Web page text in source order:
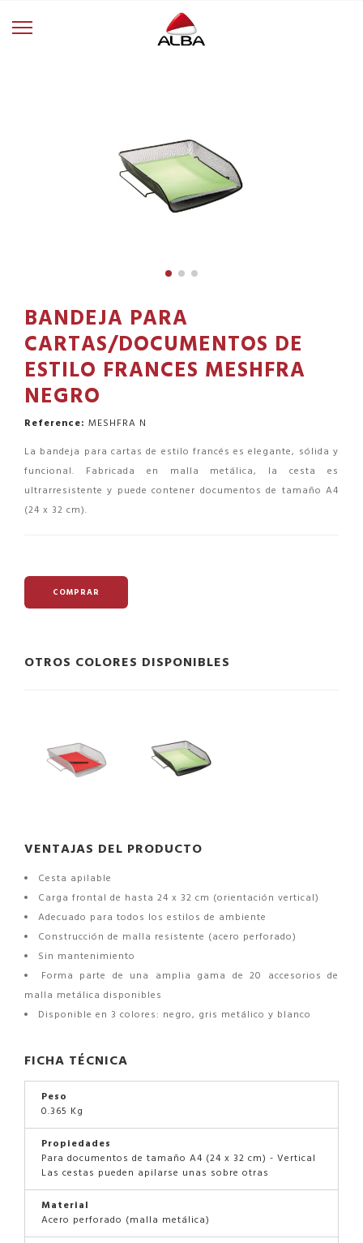
BANDEJA PARA
CARTAS/DOCUMENTOS DE
ESTILO FRANCES MESHFRA
NEGRO
Reference: MESHFRA N
La bandeja para cartas de estilo francés es elegante, sólida y
funcional. Fabricada en malla metálica, la cesta es
ultrarresistente y puede contener documentos de tamaño A4
(24 x 32 cm).
COMPRAR
OTROS COLORES DISPONIBLES
VENTAJAS DEL PRODUCTO
Cesta apilable
Carga frontal de hasta 24 x 32 cm (orientación vertical)
Adecuado para todos los estilos de ambiente
Construcción de malla resistente (acero perforado)
Sin mantenimiento
Forma parte de una amplia gama de 20 accesorios de
malla metálica disponibles
Disponible en 3 colores: negro, gris metálico y blanco
FICHA TÉCNICA
Peso
0.365 Kg
Propiedades
Para documentos de tamaño A4 (24 x 32 cm) - Vertical
Las cestas pueden apilarse unas sobre otras
Material
Acero perforado (malla metálica)